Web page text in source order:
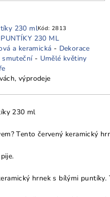
Kód: 2813
230 ML
a keramická - Dekorace
smuteční- Umělé květiny
výprodeje
230 ml
Tento červený keramický
hrnek s bílými